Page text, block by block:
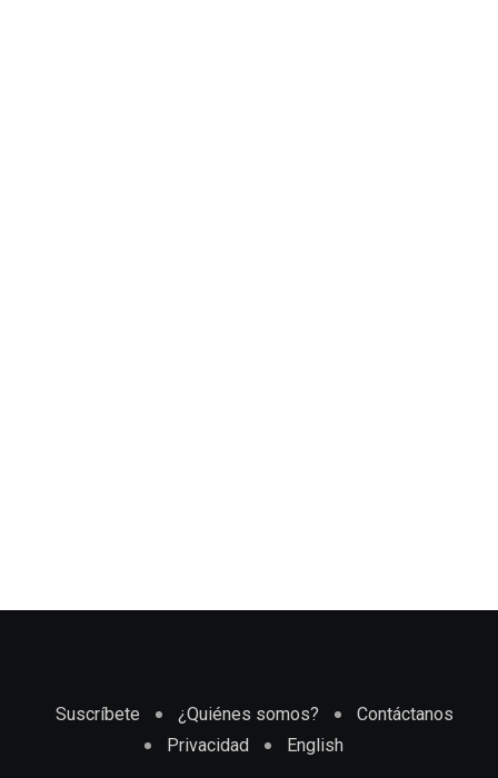
Suscríbete ¿Quiénes somos?
Contáctanos
Privacidad
English